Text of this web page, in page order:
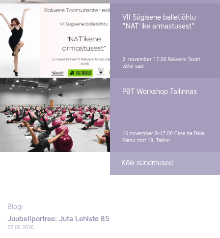
VII Sügisene balletiõhtu -
"NAT´ike armastusest"
2. november 17.00 Rakvere Teatri
väike saal
PBT Workshop Tallinnas
16.november 9-17.00 Casa de Baile,
Pärnu mnt 19, Tallinn
Kõik sündmused
Blogi
Juubeliportree: Juta Lehiste 85
22.06.2026